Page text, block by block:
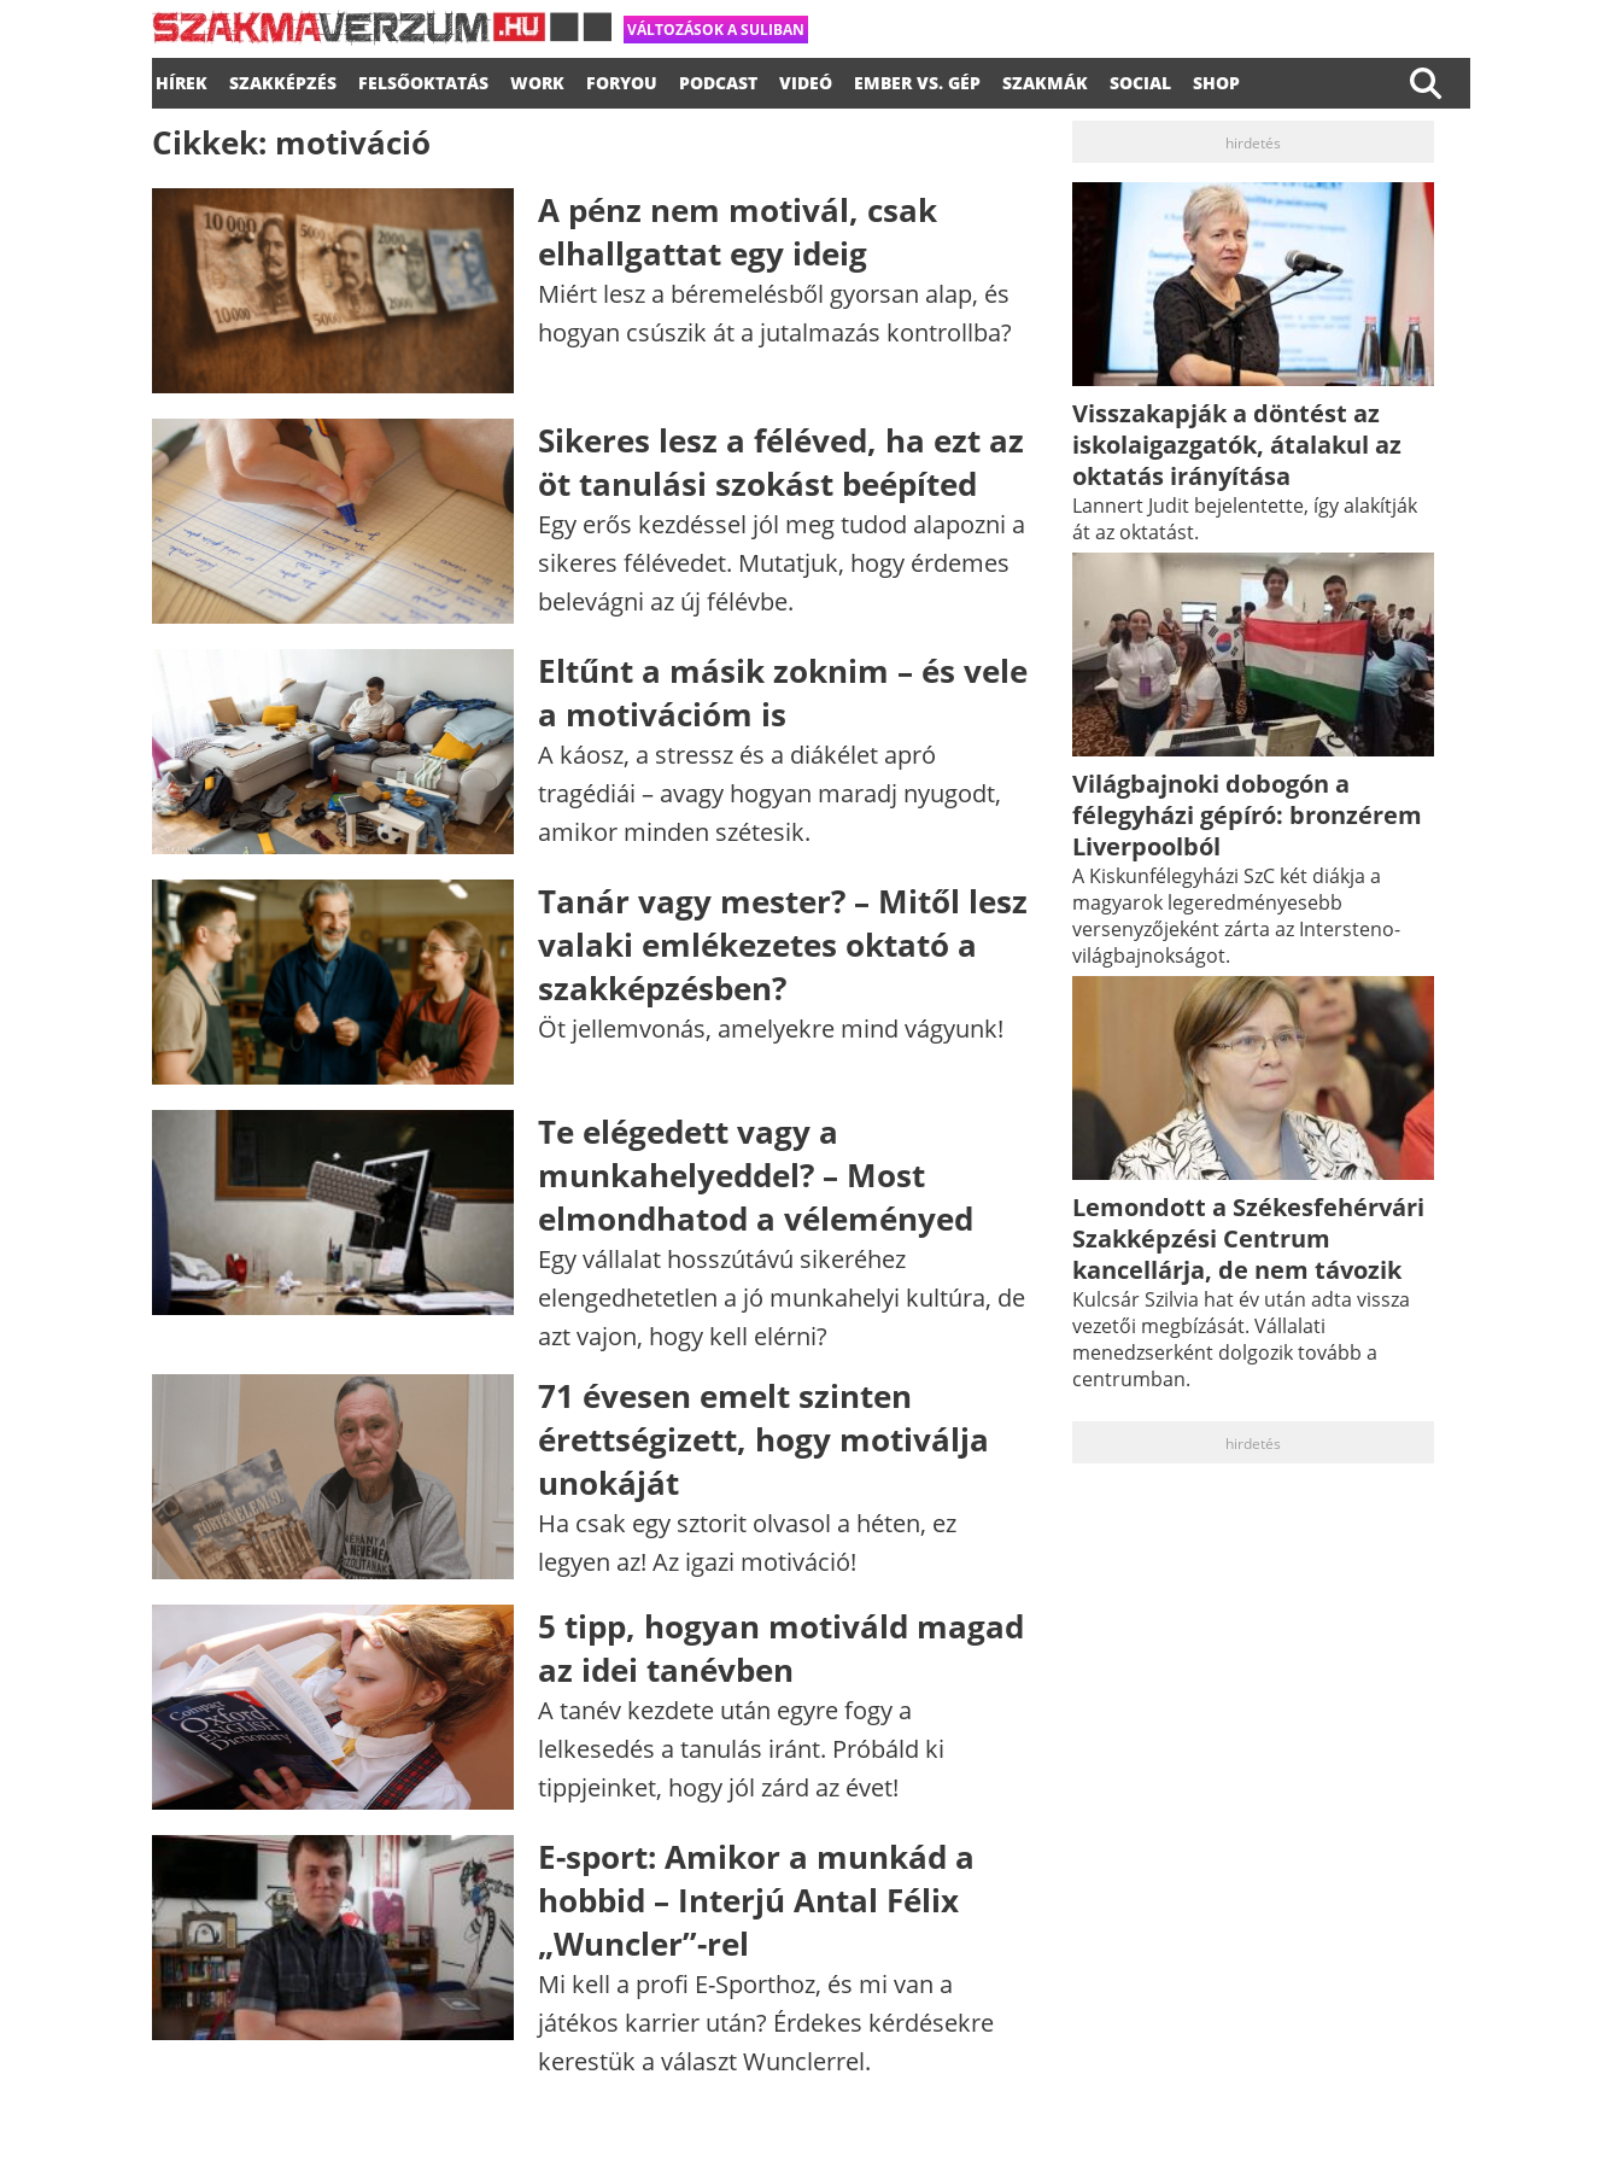
VÁLTOZÁSOK A SULIBAN
HÍREK SZAKKÉPZÉS FELSŐOKTATÁS WORK FORYOU PODCAST VIDEÓ EMBER VS. GÉP SZAKMÁK SOCIAL SHOP
Cikkek: motiváció
A pénz nem motivál, csak
elhallgattat egy ideig
Miért lesz a béremelésből gyorsan alap, és
hogyan csúszik át a jutalmazás kontrollba?
Sikeres lesz a féléved, ha ezt az
öt tanulási szokást beépíted
Egy erős kezdéssel jól meg tudod alapozni a
sikeres félévedet. Mutatjuk, hogy érdemes
belevágni az új félévbe.
Eltűnt a másik zoknim – és vele
a motivációm is
A káosz, a stressz és a diákélet apró
tragédiái – avagy hogyan maradj nyugodt,
amikor minden szétesik.
Tanár vagy mester? – Mitől lesz
valaki emlékezetes oktató a
szakképzésben?
Öt jellemvonás, amelyekre mind vágyunk!
Te elégedett vagy a
munkahelyeddel? – Most
elmondhatod a véleményed
Egy vállalat hosszútávú sikeréhez
elengedhetetlen a jó munkahelyi kultúra, de
azt vajon, hogy kell elérni?
71 évesen emelt szinten
érettségizett, hogy motiválja
unokáját
Ha csak egy sztorit olvasol a héten, ez
legyen az! Az igazi motiváció!
5 tipp, hogyan motiváld magad
az idei tanévben
A tanév kezdete után egyre fogy a
lelkesedés a tanulás iránt. Próbáld ki
tippjeinket, hogy jól zárd az évet!
E-sport: Amikor a munkád a
hobbid – Interjú Antal Félix
„Wuncler”-rel
Mi kell a profi E-Sporthoz, és mi van a
játékos karrier után? Érdekes kérdésekre
kerestük a választ Wunclerrel.
hirdetés
Visszakapják a döntést az
iskolaigazgatók, átalakul az
oktatás irányítása
Lannert Judit bejelentette, így alakítják
át az oktatást.
Világbajnoki dobogón a
félegyházi gépíró: bronzérem
Liverpoolból
A Kiskunfélegyházi SzC két diákja a
magyarok legeredményesebb
versenyzőjeként zárta az Intersteno-
világbajnokságot.
Lemondott a Székesfehérvári
Szakképzési Centrum
kancellárja, de nem távozik
Kulcsár Szilvia hat év után adta vissza
vezetői megbízását. Vállalati
menedzserként dolgozik tovább a
centrumban.
hirdetés